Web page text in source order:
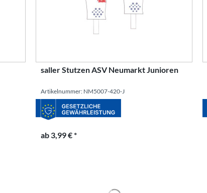
saller Stutzen ASV Neumarkt Junioren
Artikelnummer: NM5007-420-J
ab 3,99 € *